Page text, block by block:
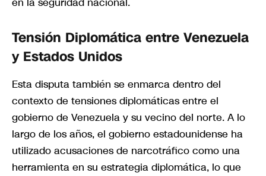
Tensión Diplomática entre Venezuela
y Estados Unidos
Esta disputa también se enmarca dentro del
contexto de tensiones diplomáticas entre el
gobierno de Venezuela y su vecino del norte. A lo
largo de los años, el gobierno estadounidense ha
utilizado acusaciones de narcotráfico como una
herramienta en su estrategia diplomática, lo que